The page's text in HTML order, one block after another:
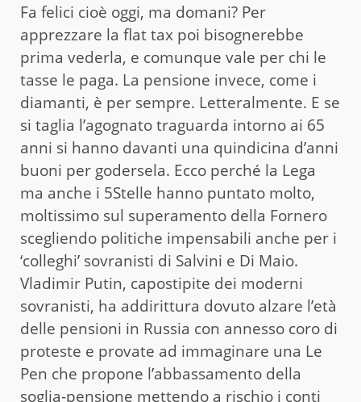
Fa felici cioè oggi, ma domani? Per
apprezzare la flat tax poi bisognerebbe
prima vederla, e comunque vale per chi le
tasse le paga. La pensione invece, come i
diamanti, è per sempre. Letteralmente. E se
si taglia l’agognato traguarda intorno ai 65
anni si hanno davanti una quindicina d’anni
buoni per godersela. Ecco perché la Lega
ma anche i 5Stelle hanno puntato molto,
moltissimo sul superamento della Fornero
scegliendo politiche impensabili anche per i
‘colleghi’ sovranisti di Salvini e Di Maio.
Vladimir Putin, capostipite dei moderni
sovranisti, ha addirittura dovuto alzare l’età
delle pensioni in Russia con annesso coro di
proteste e provate ad immaginare una Le
Pen che propone l’abbassamento della
soglia-pensione mettendo a rischio i conti